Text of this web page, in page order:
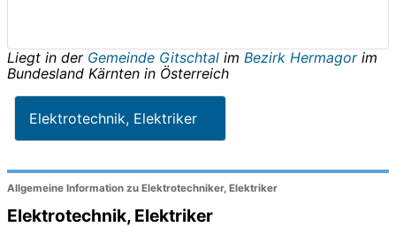
Liegt in der Gemeinde Gitschtal im Bezirk Hermagorim
Bundesland Kärnten in Österreich
Elektrotechnik, Elektriker
Allgemeine Information zu Elektrotechniker, Elektriker
Elektrotechnik, Elektriker